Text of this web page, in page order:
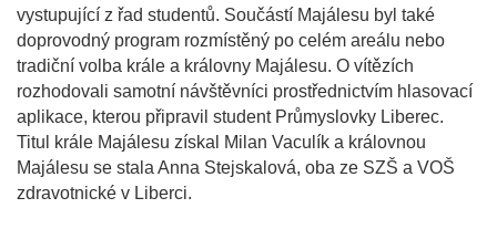
vystupující z řad studentů. Součástí Majálesu byl také
doprovodný program rozmístěný po celém areálu nebo
tradiční volba krále a královny Majálesu. O vítězích
rozhodovali samotní návštěvníci prostřednictvím hlasovací
aplikace, kterou připravil student Průmyslovky Liberec.
Titul krále Majálesu získal Milan Vaculík a královnou
Majálesu se stala Anna Stejskalová, oba ze SZŠ a VOŠ
zdravotnické v Liberci.